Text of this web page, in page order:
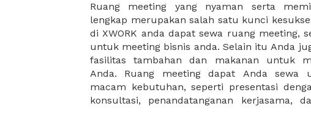
Ruang meeting yang nyaman serta
lengkap merupakan salah satu kunci
di XWORK anda dapat sewa ruang meeting,
untuk meeting bisnis anda. Selain itu Anda
fasilitas tambahan dan makanan untuk
Anda. Ruang meeting dapat Anda sewa
macam kebutuhan, seperti presentasi
konsultasi, penandatanganan kerjasama,
meeting juga dapat diatur susunan
kebutuhan dan ketersediaan ruangan.
dapat Anda pilih berdasarkan corak
strategis, harga yang sesuai dengan
ataupun disesuaikan dengan kebutuhan
meeting room di XWORK akan